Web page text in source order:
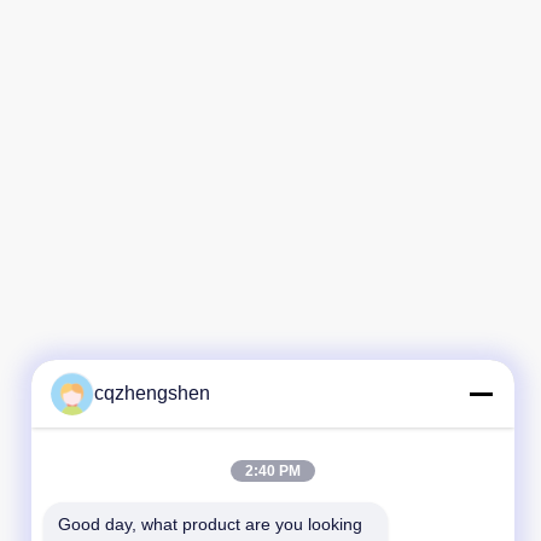
cqzhengshen
2:40 PM
Good day, what product are you looking